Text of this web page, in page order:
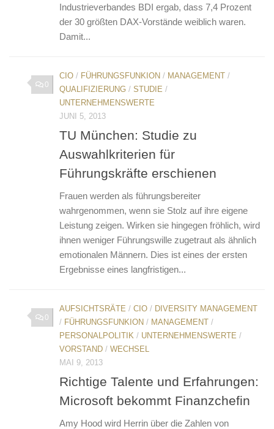
Industrieverbandes BDI ergab, dass 7,4 Prozent
der 30 größten DAX-Vorstände weiblich waren.
Damit...
0
CIO / FÜHRUNGSFUNKION / MANAGEMENT /
QUALIFIZIERUNG / STUDIE /
UNTERNEHMENSWERTE
JUNI 5, 2013
TU München: Studie zu
Auswahlkriterien für
Führungskräfte erschienen
Frauen werden als führungsbereiter
wahrgenommen, wenn sie Stolz auf ihre eigene
Leistung zeigen. Wirken sie hingegen fröhlich, wird
ihnen weniger Führungswille zugetraut als ähnlich
emotionalen Männern. Dies ist eines der ersten
Ergebnisse eines langfristigen...
0
AUFSICHTSRÄTE / CIO / DIVERSITY MANAGEMENT
/ FÜHRUNGSFUNKION / MANAGEMENT /
PERSONALPOLITIK / UNTERNEHMENSWERTE /
VORSTAND / WECHSEL
MAI 9, 2013
Richtige Talente und Erfahrungen:
Microsoft bekommt Finanzchefin
Amy Hood wird Herrin über die Zahlen von